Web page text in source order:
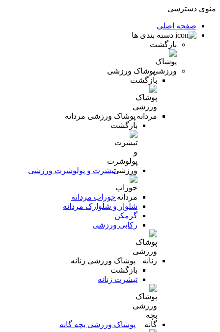
منوی دسترسی
صفحه اصلی
دسته بندی ها
بازگشت
پوشاک ورزشی
بازگشت
پوشاک ورزشی مردانه
بازگشت
تیشرت و پولوشرت ورزشی
جوراب مردانه
شلوار و شلوارک مردانه
گرمکن
رکابی ورزشی
پوشاک ورزشی زنانه
بازگشت
تیشرت زنانه
پوشاک ورزشی بچه گانه